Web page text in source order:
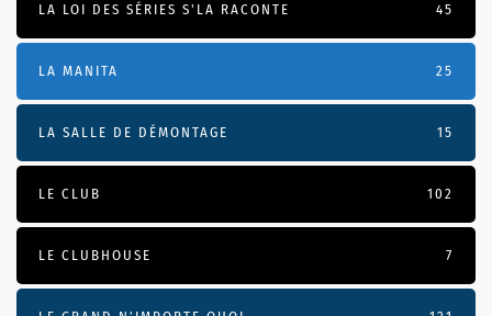
LA LOI DES SÉRIES S'LA RACONTE 45
LA MANITA 25
LA SALLE DE DÉMONTAGE 15
LE CLUB 102
LE CLUBHOUSE 7